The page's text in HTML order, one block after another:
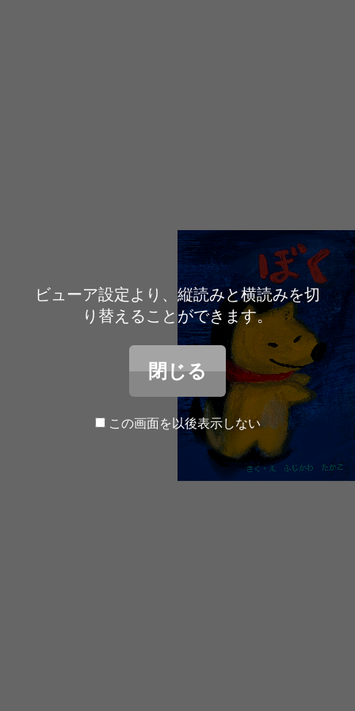
ビューア設定より、縦読みと横読みを切
り替えることができます。
閉じる
この画面を以後表示しない